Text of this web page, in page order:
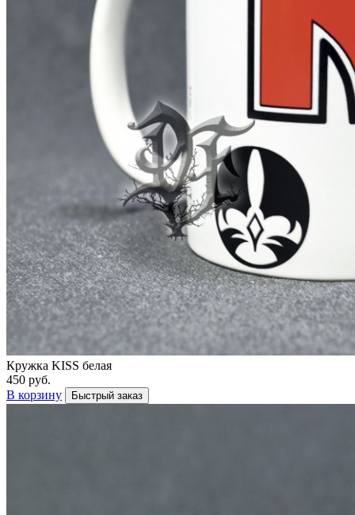
Кружка KISS белая
450 руб.
В корзину
Быстрый заказ